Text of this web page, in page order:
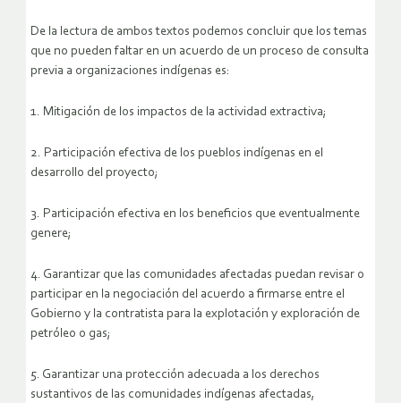
De la lectura de ambos textos podemos concluir que los temas
que no pueden faltar en un acuerdo de un proceso de consulta
previa a organizaciones indígenas es:
1. Mitigación de los impactos de la actividad extractiva;
2. Participación efectiva de los pueblos indígenas en el
desarrollo del proyecto;
3. Participación efectiva en los beneficios que eventualmente
genere;
4. Garantizar que las comunidades afectadas puedan revisar o
participar en la negociación del acuerdo a firmarse entre el
Gobierno y la contratista para la explotación y exploración de
petróleo o gas;
5. Garantizar una protección adecuada a los derechos
sustantivos de las comunidades indígenas afectadas,